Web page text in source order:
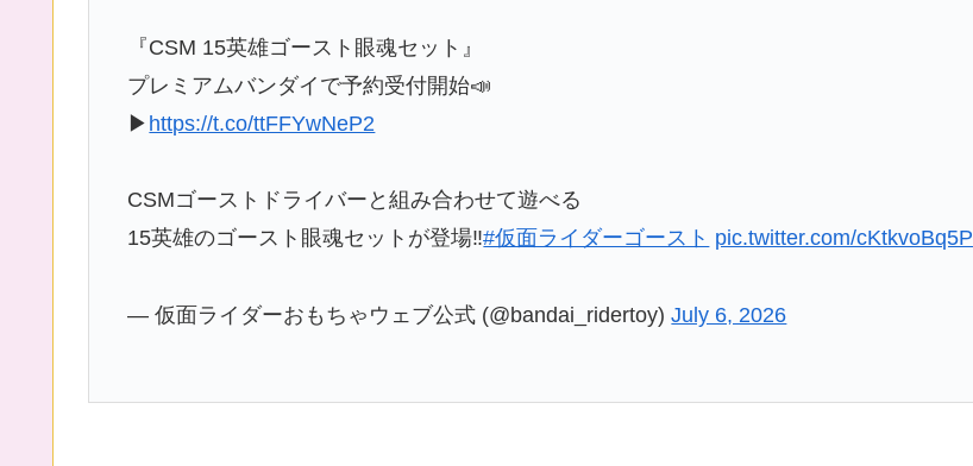
『CSM 15英雄ゴースト眼魂セット』
プレミアムバンダイで予約受付開始📣
▶ https://t.co/ttFFYwNeP2
CSMゴーストドライバーと組み合わせて遊べる
15英雄のゴースト眼魂セットが登場‼️#仮面ライダーゴースト pic.twitter.com/cKtkvoBq5P
— 仮面ライダーおもちゃウェブ公式 (@bandai_ridertoy)July 6, 2026